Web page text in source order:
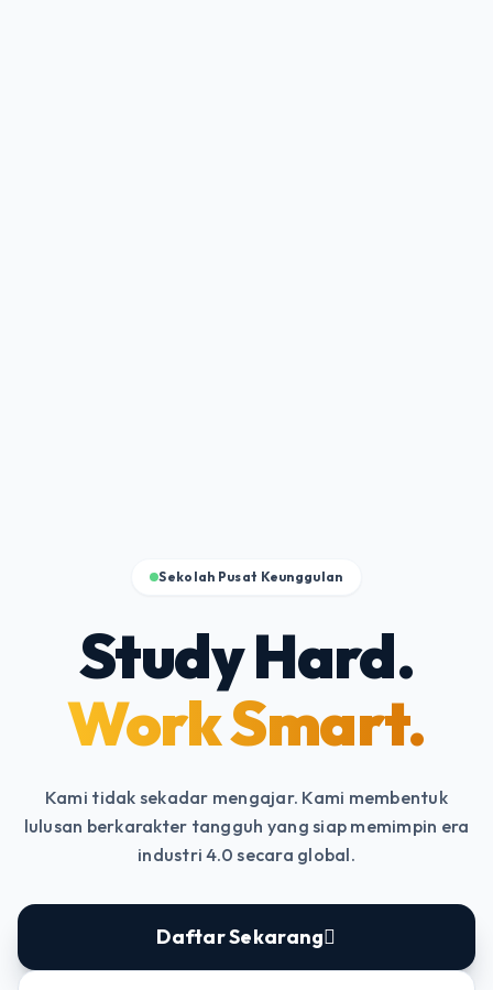
Sekolah Pusat Keunggulan
Study Hard.
Work Smart.
Kami tidak sekadar mengajar. Kami membentuk
lulusan berkarakter tangguh yang siap memimpin era
industri 4.0 secara global.
Daftar Sekarang